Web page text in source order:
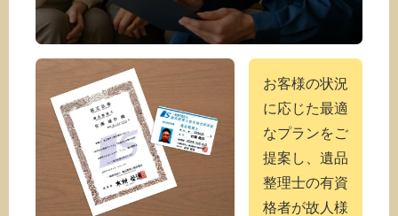
お客様の状況
に応じた最適
なプランをご
提案し、遺品
整理士の有資
格者が故人様